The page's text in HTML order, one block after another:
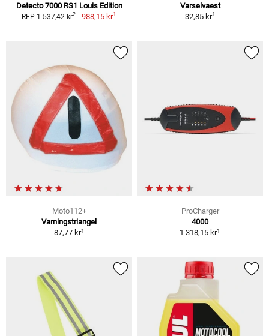
Detecto 7000 RS1 Louis Edition
RFP 1 537,42 kr2 988,15 kr1
Varselvaest
32,85 kr1
Moto112+
Varningstriangel
87,77 kr1
ProCharger
4000
1 318,15 kr1